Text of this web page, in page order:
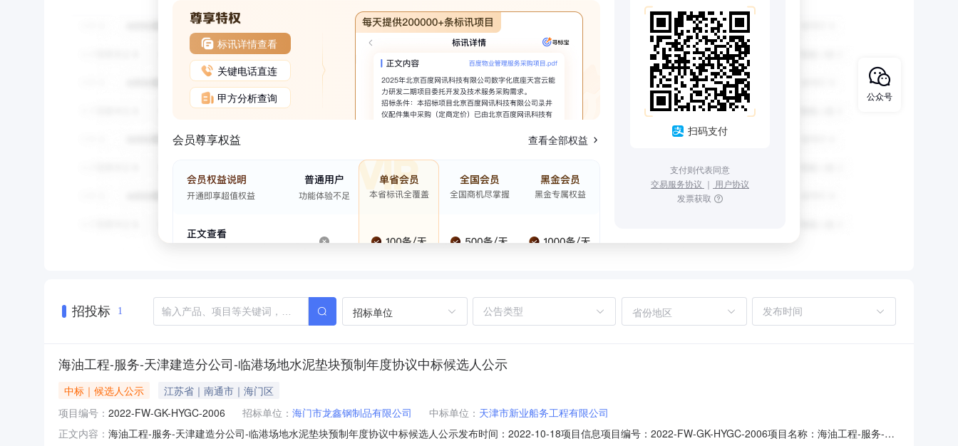
标讯详情查看
关键电话直连
甲方分析查询
会员尊享权益 查看全部权益
扫码支付
支付则代表同意
交易服务协议 ｜ 用户协议
发票获取
招投标 1 招标单位 省份地区
海油工程-服务-天津建造分公司-临港场地水泥垫块预制年度协议中标候选人公示
中标｜候选人公示
江苏省｜南通市｜海门区
项目编号： 2022-FW-GK-HYGC-2006 招标单位： 海门市龙鑫钢制品有限公司 中标单位： 天津市新业船务工程有限公司
正文内容： 海油工程-服务-天津建造分公司-临港场地水泥垫块预制年度协议中标候选人公示发布时间：2022-10-18项目信息项目编号：2022-FW-GK-HYGC-2006项目名称：海油工程-服务-天
公众号